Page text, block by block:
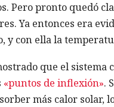
Pero pronto quedó
Ya entonces era
y con ella la
que el sistema
«puntos de inflexión».
más calor solar,